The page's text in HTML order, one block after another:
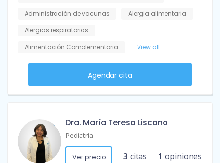
Administración de vacunas
Alergia alimentaria
Alergias respiratorias
Alimentación Complementaria
View all
Agendar cita
Dra. María Teresa Liscano
Pediatría
Ver precio 3 citas 1 opiniones